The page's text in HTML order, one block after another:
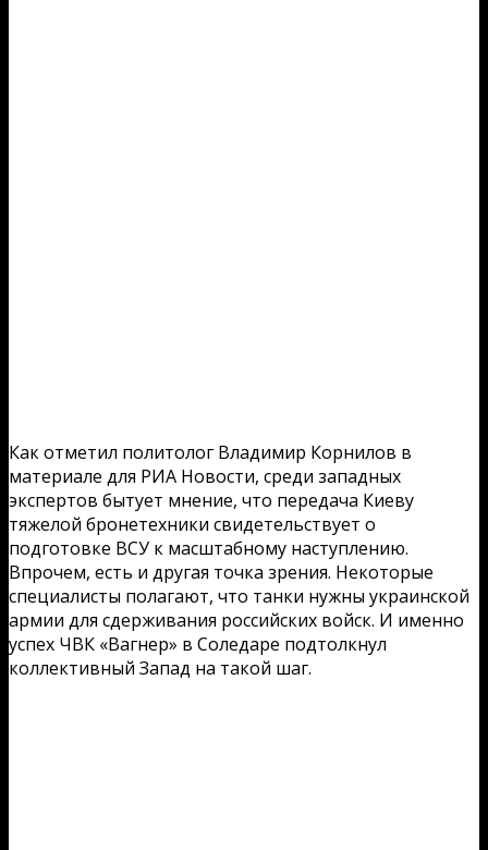
Как отметил политолог Владимир Корнилов в
материале для РИА Новости, среди западных
экспертов бытует мнение, что передача Киеву
тяжелой бронетехники свидетельствует о
подготовке ВСУ к масштабному наступлению.
Впрочем, есть и другая точка зрения. Некоторые
специалисты полагают, что танки нужны украинской
армии для сдерживания российских войск. И именно
успех ЧВК «Вагнер» в Соледаре подтолкнул
коллективный Запад на такой шаг.